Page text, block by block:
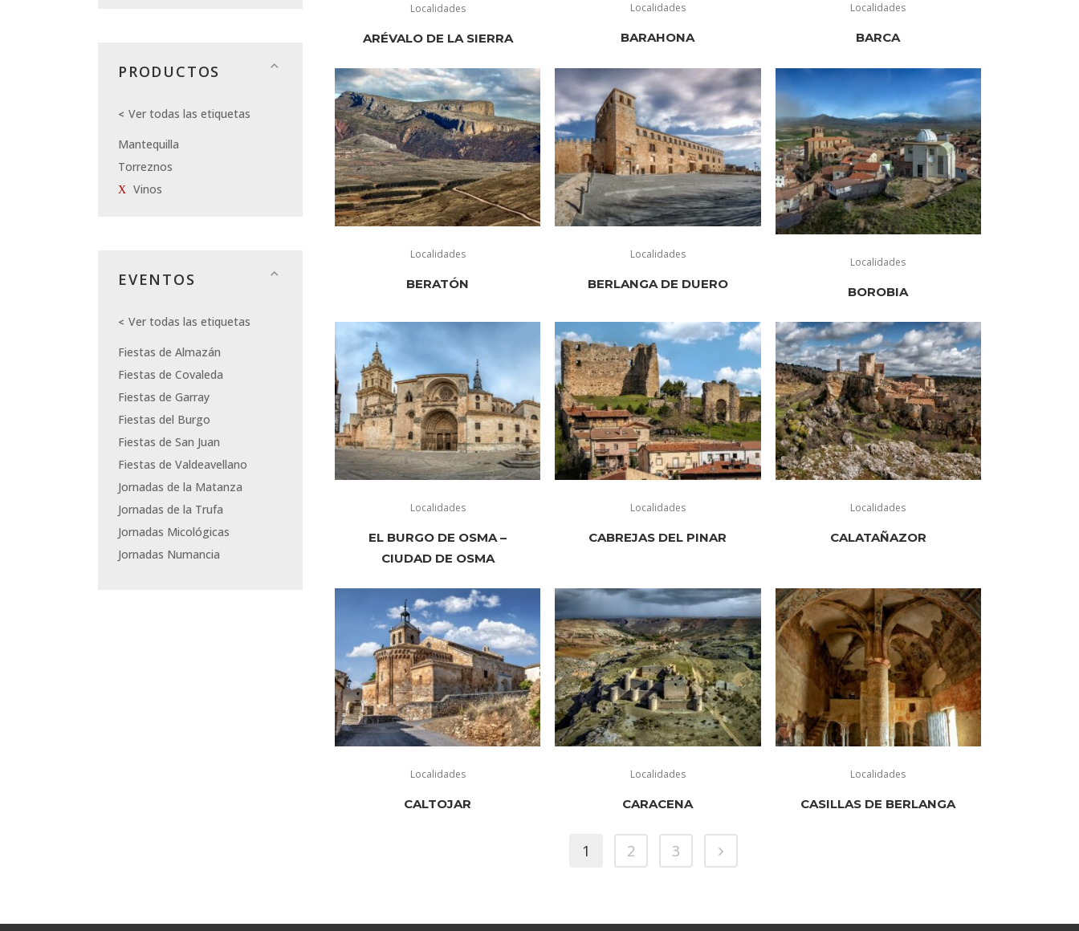
PRODUCTOS
Ver todas las etiquetas
Mantequilla
Torreznos
Vinos
EVENTOS
Ver todas las etiquetas
Fiestas de Almazán
Fiestas de Covaleda
Fiestas de Garray
Fiestas del Burgo
Fiestas de San Juan
Fiestas de Valdeavellano
Jornadas de la Matanza
Jornadas de la Trufa
Jornadas Micológicas
Jornadas Numancia
Localidades
ARÉVALO DE LA SIERRA
Localidades
BARAHONA
Localidades
BARCA
Localidades
BERATÓN
Localidades
BERLANGA DE DUERO
Localidades
BOROBIA
Localidades
EL BURGO DE OSMA –
CIUDAD DE OSMA
Localidades
CABREJAS DEL PINAR
Localidades
CALATAÑAZOR
Localidades
CALTOJAR
Localidades
CARACENA
Localidades
CASILLAS DE BERLANGA
1 2 3